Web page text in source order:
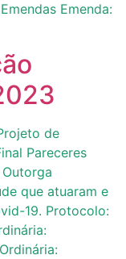
Emenda:
de
Pareceres
que atuaram e
19. Protocolo: